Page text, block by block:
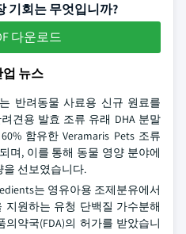
기회는 무엇입니까?
다운로드
뉴스
반려동물 사료용 신규 원료를
견용 발효 조류 유래 DHA 분말
함유한 Veramaris Pets 조류
며, 이를 통해 동물 영양 분야에
을 선보였습니다.
는 영유아용 조제분유에서
지원하는 유청 단백질 가수분해
약국(FDA)의 허가를 받았습니